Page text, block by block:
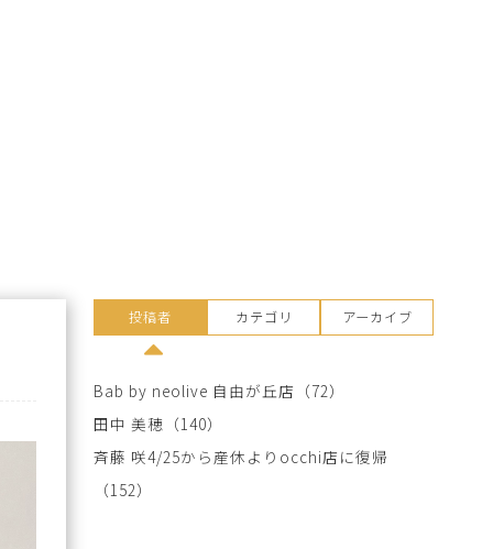
投稿者 カテゴリ アーカイブ
Bab by neolive 自由が丘店 （72）
田中 美穂 （140）
斉藤 咲4/25から産休よりocchi店に復帰
（152）